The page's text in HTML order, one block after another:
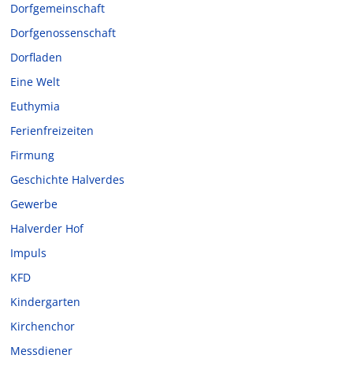
Dorfgemeinschaft
Dorfgenossenschaft
Dorfladen
Eine Welt
Euthymia
Ferienfreizeiten
Firmung
Geschichte Halverdes
Gewerbe
Halverder Hof
Impuls
KFD
Kindergarten
Kirchenchor
Messdiener